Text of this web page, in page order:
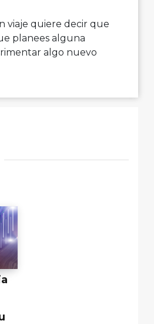
viaje quiere decir que
planees alguna
algo nuevo